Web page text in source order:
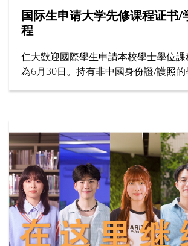
国际生申请大学先修课程证书/
程
仁大歡迎國際學生申請本校學士學位
為6月30日。持有非中國身份證/護照的